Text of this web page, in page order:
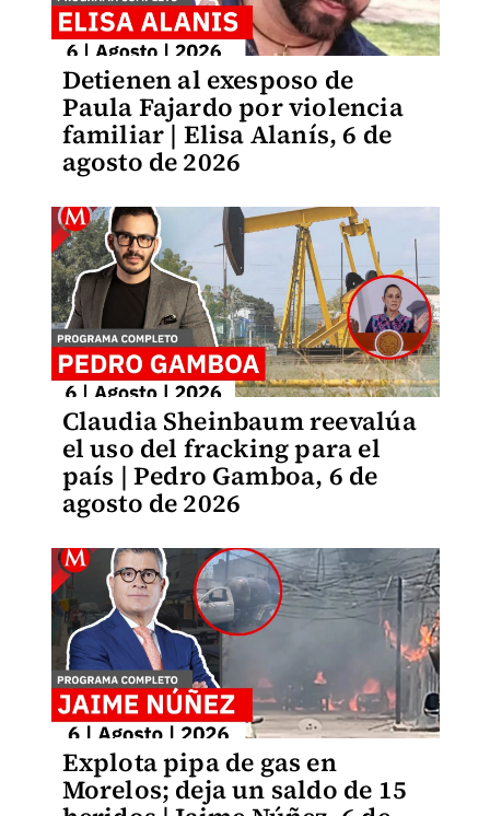
Detienen al exesposo de
Paula Fajardo por violencia
familiar | Elisa Alanís, 6 de
agosto de 2026
Claudia Sheinbaum reevalúa
el uso del fracking para el
país | Pedro Gamboa, 6 de
agosto de 2026
Explota pipa de gas en
Morelos; deja un saldo de 15